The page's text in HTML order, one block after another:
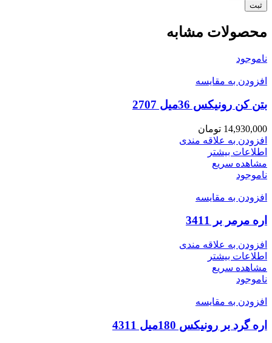
محصولات مشابه
ناموجود
افزودن به مقایسه
بتن کن رونیکس 36میل 2707
14,930,000 تومان
افزودن به علاقه مندی
اطلاعات بیشتر
مشاهده سریع
ناموجود
افزودن به مقایسه
اره مرمر بر 3411
افزودن به علاقه مندی
اطلاعات بیشتر
مشاهده سریع
ناموجود
افزودن به مقایسه
اره گرد بر رونیکس 180میل 4311